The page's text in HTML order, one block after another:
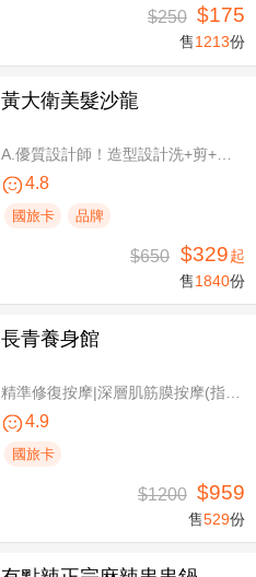
$250 $175
售1213份
黃大衛美髮沙龍
4.8
國旅卡 品牌
$650 $329起
售1840份
長青養身館
4.9
國旅卡
$1200 $959
售529份